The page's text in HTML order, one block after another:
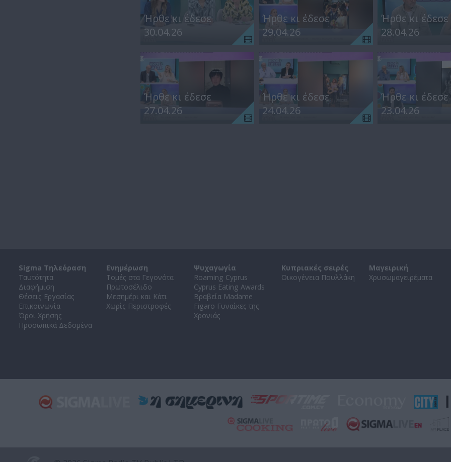
Ήρθε κι έδεσε
30.04.26
Ήρθε κι έδεσε
29.04.26
Ήρθε κι έδεσε
28.04.26
Ήρθε κι έδεσε
27.04.26
Ήρθε κι έδεσε
24.04.26
Ήρθε κι έδεσε
23.04.26
Sigma Τηλεόραση
Ταυτότητα
Διαφήμιση
Θέσεις Εργασίας
Επικοινωνία
Όροι Χρήσης
Προσωπικά Δεδομένα
Ενημέρωση
Τομές στα Γεγονότα
Πρωτοσέλιδο
Μεσημέρι και Κάτι
Χωρίς Περιστροφές
Ψυχαγωγία
Roaming Cyprus
Cyprus Eating Awards
Βραβεία Madame
Figaro Γυναίκες της
Χρονιάς
Κυπριακές σειρές
Οικογένεια Πουλλάκη
Μαγειρική
Χρυσωμαγειρέματα